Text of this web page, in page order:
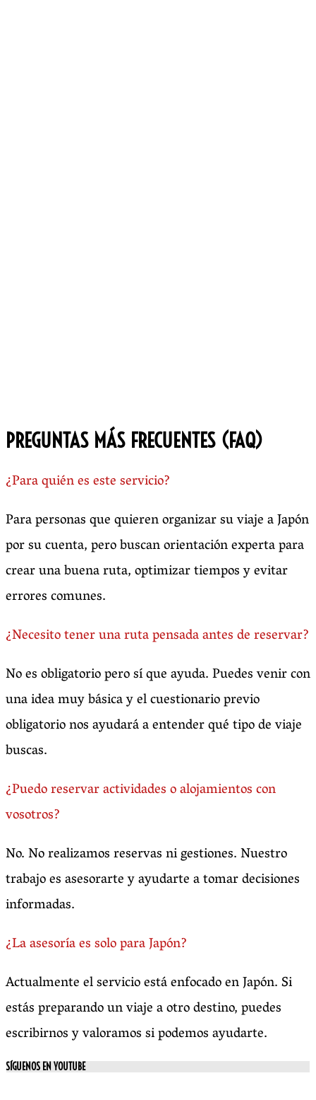
PREGUNTAS MÁS FRECUENTES (FAQ)
¿Para quién es este servicio?
Para personas que quieren organizar su viaje a Japón
por su cuenta, pero buscan orientación experta para
crear una buena ruta, optimizar tiempos y evitar
errores comunes.
¿Necesito tener una ruta pensada antes de reservar?
No es obligatorio pero sí que ayuda. Puedes venir con
una idea muy básica y el cuestionario previo
obligatorio nos ayudará a entender qué tipo de viaje
buscas.
¿Puedo reservar actividades o alojamientos con
vosotros?
No. No realizamos reservas ni gestiones. Nuestro
trabajo es asesorarte y ayudarte a tomar decisiones
informadas.
¿La asesoría es solo para Japón?
Actualmente el servicio está enfocado en Japón. Si
estás preparando un viaje a otro destino, puedes
escribirnos y valoramos si podemos ayudarte.
SÍGUENOS EN YOUTUBE